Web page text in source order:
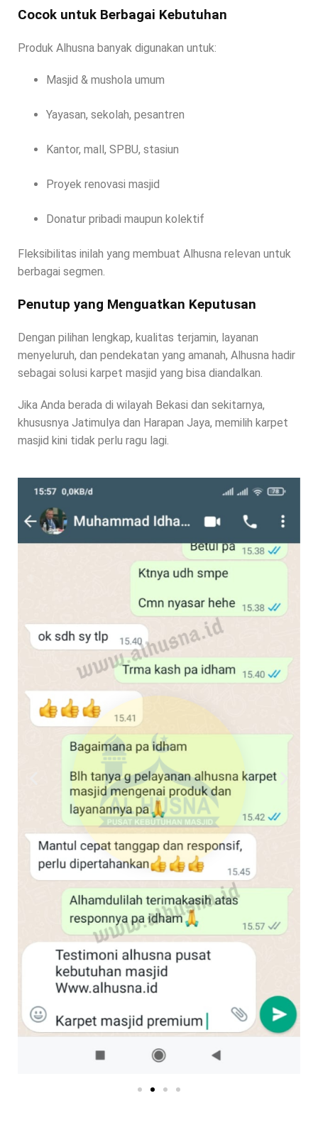
Cocok untuk Berbagai Kebutuhan
Produk Alhusna banyak digunakan untuk:
Masjid & mushola umum
Yayasan, sekolah, pesantren
Kantor, mall, SPBU, stasiun
Proyek renovasi masjid
Donatur pribadi maupun kolektif
Fleksibilitas inilah yang membuat Alhusna relevan untuk
berbagai segmen.
Penutup yang Menguatkan Keputusan
Dengan pilihan lengkap, kualitas terjamin, layanan
menyeluruh, dan pendekatan yang amanah, Alhusna hadir
sebagai solusi karpet masjid yang bisa diandalkan.
Jika Anda berada di wilayah Bekasi dan sekitarnya,
khususnya Jatimulya dan Harapan Jaya, memilih karpet
masjid kini tidak perlu ragu lagi.